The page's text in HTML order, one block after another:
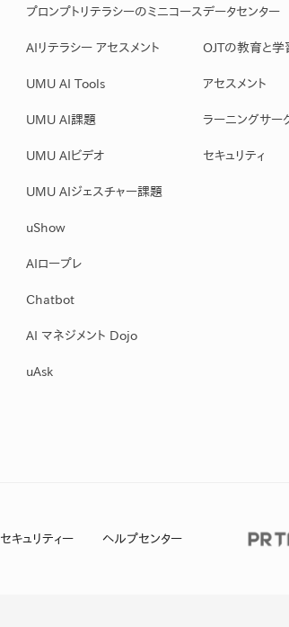
プロンプトリテラシーのミニコース
AIリテラシー アセスメント
UMU AI Tools
UMU AI課題
UMU AIビデオ
UMU AIジェスチャー課題
uShow
AIロープレ
Chatbot
AI マネジメント Dojo
uAsk
データセンター
OJTの教育と学
アセスメント
ラーニングサー
セキュリティ
セキュリティー ヘルプセンター